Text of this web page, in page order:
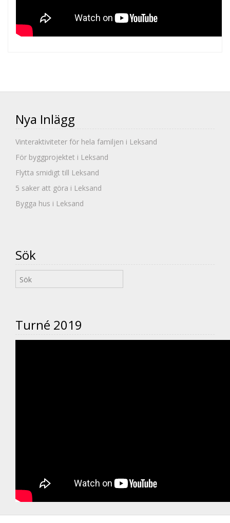
Nya Inlägg
Vinteraktiviteter för hela familjen i Leksand
För byggprojektet i Leksand
Flytta smidigt till Leksand
5 saker att göra i Leksand
Bygga hus i Leksand
Sök
Turné 2019